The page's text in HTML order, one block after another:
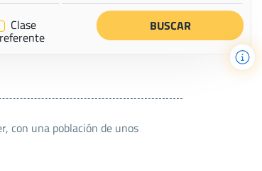
Clase
con una población de unos